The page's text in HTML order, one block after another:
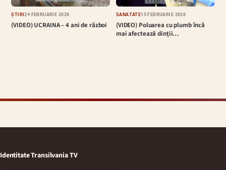
ȘTIRI24 FEBRUARIE 2026
(VIDEO) UCRAINA – 4 ani de război
SĂNĂTATE15 FEBRUARIE 2026
(VIDEO) Poluarea cu plumb încă
mai afectează dinții…
Identitate Transilvania TV